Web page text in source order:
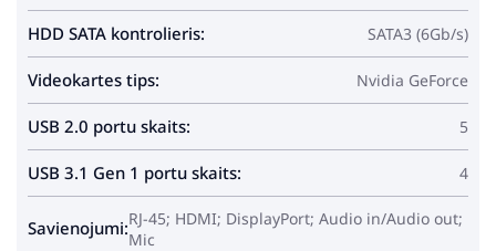
HDD SATA kontrolieris: SATA3 (6Gb/s)
Videokartes tips: Nvidia GeForce
USB 2.0 portu skaits: 5
USB 3.1 Gen 1 portu skaits: 4
Savienojumi:RJ-45; HDMI; DisplayPort; Audio in/Audio out;
Mic